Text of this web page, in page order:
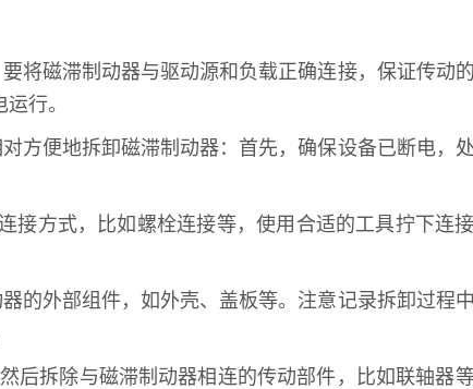
将磁滞制动器与驱动源和负载正确连接，保证传动
行。
方便地拆卸磁滞制动器：首先，确保设备已断电，
接方式，比如螺栓连接等，使用合适的工具拧下连
的外部组件，如外壳、盖板等。注意记录拆卸过程
后拆除与磁滞制动器相连的传动部件，比如联轴器